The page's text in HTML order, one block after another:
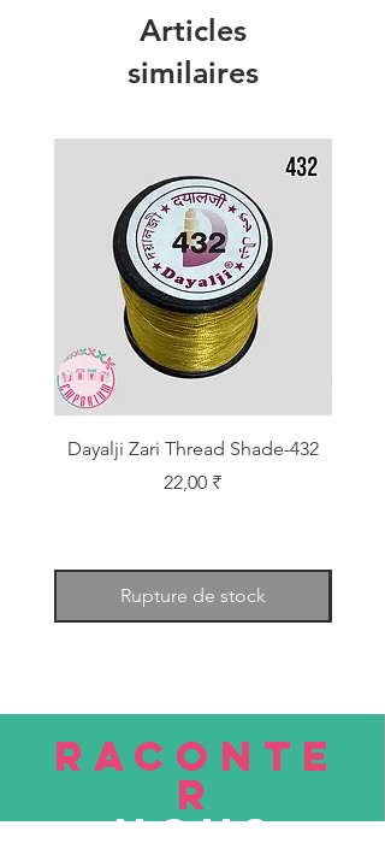
Articles
similaires
Dayalji Zari Thread Shade-432
Prix
22,00 ₹
Rupture de stock
RACONTE
R
nous